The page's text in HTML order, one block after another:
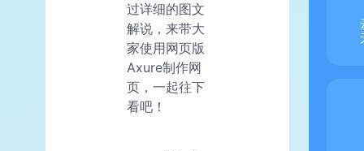
过详细的图文
解说，来带大
家使用网页版
Axure制作网
页，一起往下
看吧！